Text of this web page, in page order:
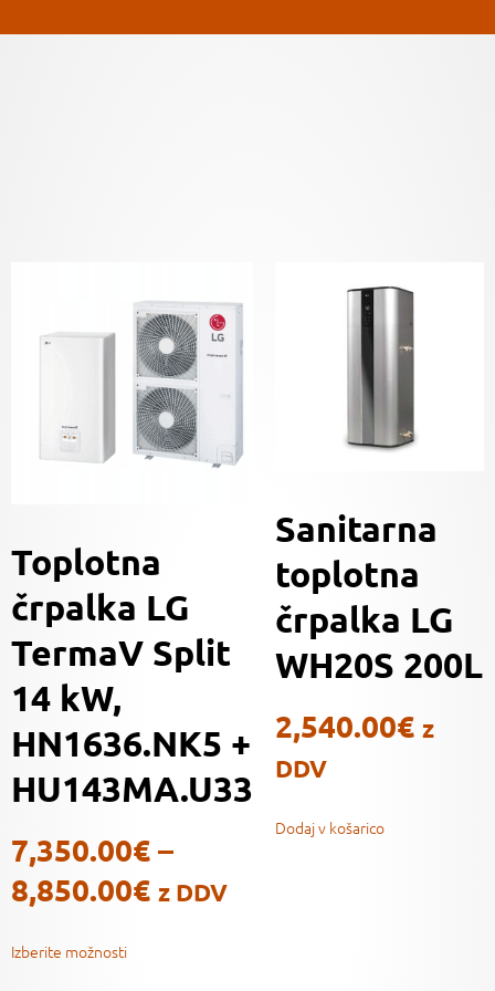
Toplotna
črpalka LG
TermaV Split
14 kW,
HN1636.NK5 +
HU143MA.U33
7,350.00€ –
8,850.00€ z DDV
Izberite možnosti
Sanitarna
toplotna
črpalka LG
WH20S 200L
2,540.00€ z
DDV
Dodaj v košarico